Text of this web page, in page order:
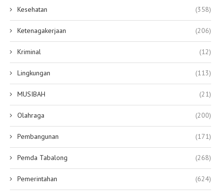
Kesehatan (358)
Ketenagakerjaan (206)
Kriminal (12)
Lingkungan (113)
MUSIBAH (21)
Olahraga (200)
Pembangunan (171)
Pemda Tabalong (268)
Pemerintahan (624)